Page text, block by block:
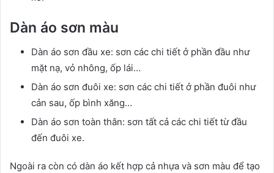
Dàn áo sơn màu
Dàn áo sơn đầu xe: sơn các chi tiết ở phần đầu như
mặt nạ, vỏ nhông, ốp lái…
Dàn áo sơn đuôi xe: sơn các chi tiết ở phần đuôi như
cản sau, ốp bình xăng…
Dàn áo sơn toàn thân: sơn tất cả các chi tiết từ đầu
đến đuôi xe.
Ngoài ra còn có dàn áo kết hợp cả nhựa và sơn màu để tạo